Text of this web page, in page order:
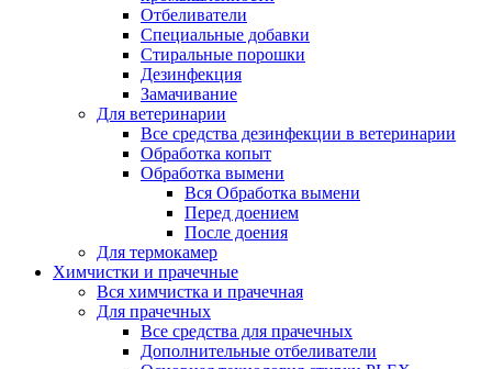
Отбеливатели
Специальные добавки
Стиральные порошки
Дезинфекция
Замачивание
Для ветеринарии
Все средства дезинфекции в ветеринарии
Обработка копыт
Обработка вымени
Вся Обработка вымени
Перед доением
После доения
Для термокамер
Химчистки и прачечные
Вся химчистка и прачечная
Для прачечных
Все средства для прачечных
Дополнительные отбеливатели